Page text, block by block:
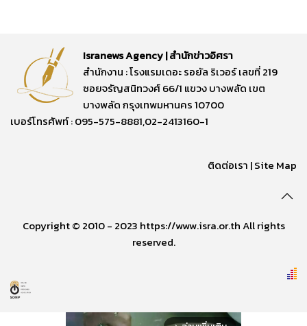
Isranews Agency | สำนักข่าวอิศรา
สำนักงาน : โรงแรมเดอะ รอยัล ริเวอร์ เลขที่ 219
ซอยจรัญสนิทวงศ์ 66/1 แขวง บางพลัด เขต
บางพลัด กรุงเทพมหานคร 10700
เบอร์โทรศัพท์ : 095-575-8881,02-2413160-1
ติดต่อเรา |Site Map
Copyright © 2010 - 2023 https://www.isra.or.th All rights
reserved.